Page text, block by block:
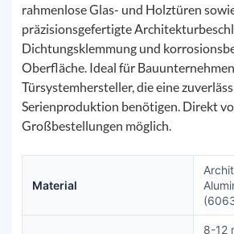
rahmenlose Glas- und Holztüren
präzisionsgefertigte
Dichtungsklemmung und
Oberfläche. Ideal für
Türsystemhersteller, die eine
Serienproduktion benötigen. Direkt
Großbestellungen möglich.
Material
8-12